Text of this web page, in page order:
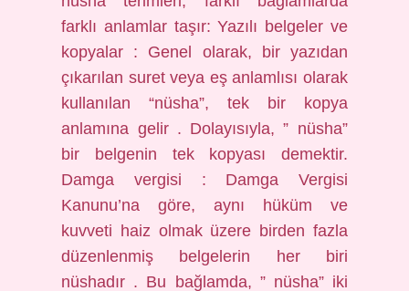
farklı anlamlar taşır: Yazılı belgeler ve
kopyalar : Genel olarak, bir yazıdan
çıkarılan suret veya eş anlamlısı olarak
kullanılan “nüsha”, tek bir kopya
anlamına gelir . Dolayısıyla, ” nüsha”
bir belgenin tek kopyası demektir.
Damga vergisi : Damga Vergisi
Kanunu’na göre, aynı hüküm ve
kuvveti haiz olmak üzere birden fazla
düzenlenmiş belgelerin her biri
nüshadır . Bu bağlamda, ” nüsha” iki